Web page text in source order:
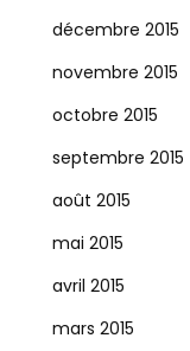
décembre 2015
novembre 2015
octobre 2015
septembre 2015
août 2015
mai 2015
avril 2015
mars 2015